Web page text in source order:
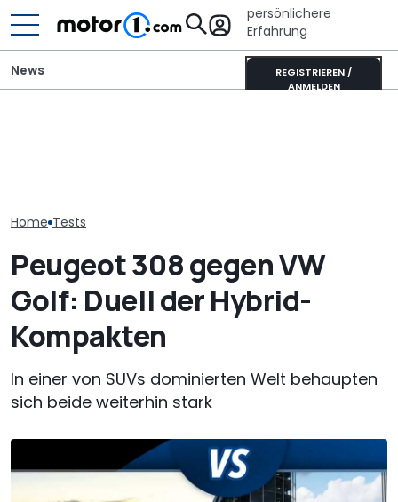
persönlichere
Erfahrung
REGISTRIEREN /
ANMELDEN
News
Home Tests
Peugeot 308 gegen VW
Golf: Duell der Hybrid-
Kompakten
In einer von SUVs dominierten Welt behaupten
sich beide weiterhin stark